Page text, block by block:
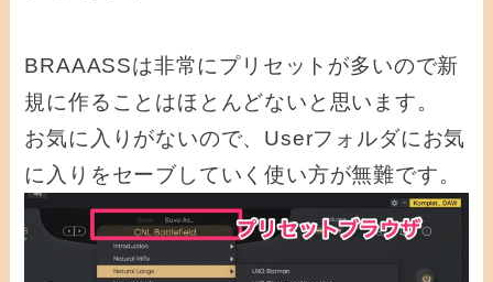
BRAAASSは非常にプリセットが多いので新
規に作ることはほとんどないと思います。
お気に入りがないので、Userフォルダにお気
に入りをセーブしていく使い方が無難です。